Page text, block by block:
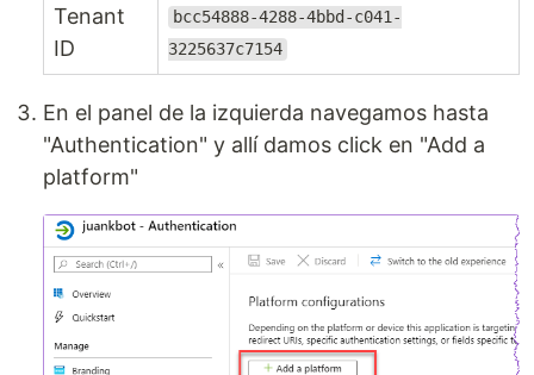
Tenant
ID
bcc54888-4288-4bbd-c041-
3225637c7154
En el panel de la izquierda navegamos hasta
"Authentication" y allí damos click en "Add a
platform"